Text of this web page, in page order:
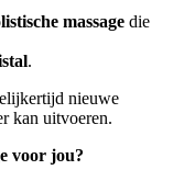
massage die
.
nieuwe
kan uitvoeren.
voor jou?